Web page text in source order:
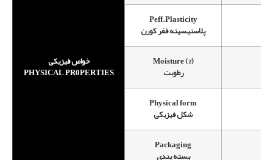
خواص فیزیکی
PHYSICAL PR0PERTIES
Peff.Plasticity
پلاستیسیته ففر کورن
Moisture (%)
رطوبت
Physical form
شکل فیزیکی
Packaging
بسته بندی